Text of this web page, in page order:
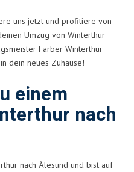
uns jetzt und profitiere von
Umzug von Winterthur
Farber Winterthur
dein neues Zuhause!
einem
nach
nach Ålesund und bist auf